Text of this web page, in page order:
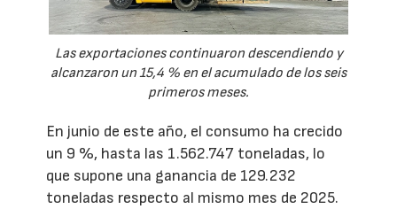
Las exportaciones continuaron descendiendo y
alcanzaron un 15,4 % en el acumulado de los seis
primeros meses.
En junio de este año, el consumo ha crecido
un 9 %, hasta las 1.562.747 toneladas, lo
que supone una ganancia de 129.232
toneladas respecto al mismo mes de 2025.